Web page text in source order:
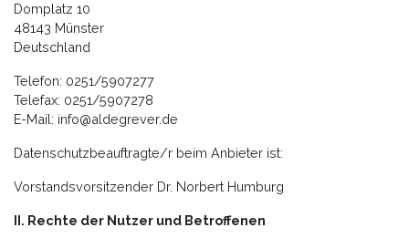
Domplatz 10
48143 Münster
Deutschland
Telefon: 0251/5907277
Telefax: 0251/5907278
E-Mail: info@aldegrever.de
Datenschutzbeauftragte/r beim Anbieter ist:
Vorstandsvorsitzender Dr. Norbert Humburg
II. Rechte der Nutzer und Betroffenen